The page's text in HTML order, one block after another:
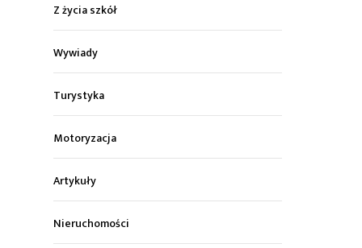
Z życia szkół
Wywiady
Turystyka
Motoryzacja
Artykuły
Nieruchomości